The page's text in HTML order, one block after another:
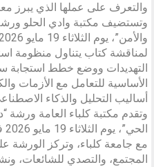
والتعرف على عملها الذي يبرز
وتستضيف مكتبة وادي الحلو
لمناقشة كتاب يتناول منظومة
التهديدات ووضع خطط استجابة
الأساسية للتعامل مع الأزمات
أساليب التحليل والذكاء
وتقدم مكتبة كلباء العامة ورشة
مع جامعة كلباء، وتركز الورشة
المجتمع، والتصدي للشائعات،